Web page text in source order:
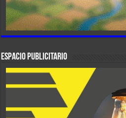
ESPACIO PUBLICITARIO